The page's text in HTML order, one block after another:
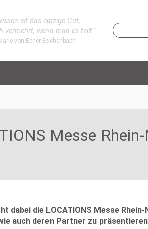
ist das einzige Gut,
vermehrt, wenn man es teilt.“
von Ebner-Eschenbach
Messe
die LOCATIONS Messe Rhein-
auch deren Partner zu